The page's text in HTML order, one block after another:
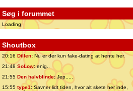
Søg i forummet
Loading
Shoutbox
20:16 Dillen: Nu er der kun fake-dating at hente her.
21:48 SoLow:enig..
21:55 Den halvblinde:Jep.....
15:55 type1:Savner lidt tiden, hvor alt skete her inde,